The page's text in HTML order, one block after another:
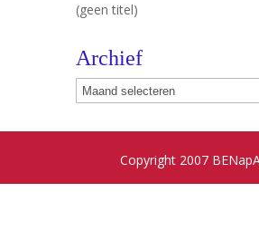
(geen titel)
Archief
Archief
Copyright 2007